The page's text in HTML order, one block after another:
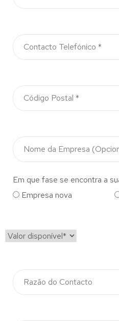
Em que fase se encontra a
Empresa nova